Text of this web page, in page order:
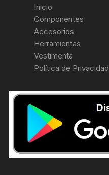
Inicio
Componentes
Accesorios
Herramientas
Vestimenta
Política de Privacidad